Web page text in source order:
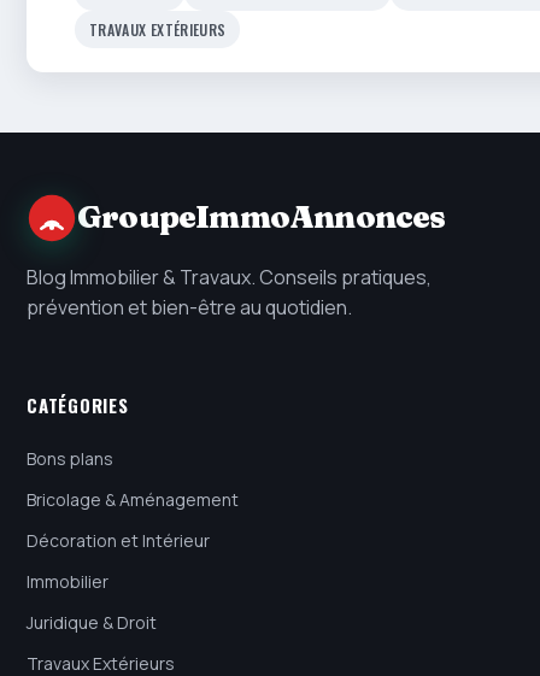
TRAVAUX EXTÉRIEURS
GroupeImmoAnnonces
Blog Immobilier & Travaux. Conseils pratiques,
prévention et bien-être au quotidien.
CATÉGORIES
Bons plans
Bricolage & Aménagement
Décoration et Intérieur
Immobilier
Juridique & Droit
Travaux Extérieurs